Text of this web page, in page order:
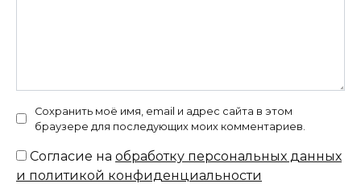
Сохранить моё имя, email и адрес сайта в этом
браузере для последующих моих комментариев.
Согласие на обработку персональных данных
и политикой конфиденциальности